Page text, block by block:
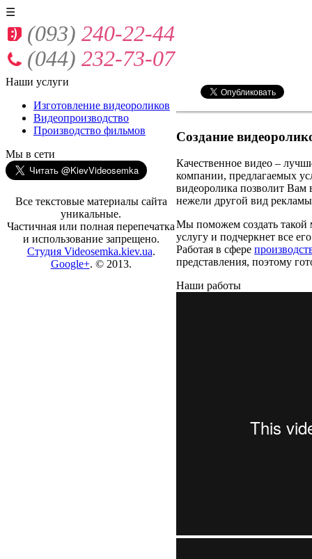
☰
(093) 240-22-44
(044) 232-73-07
Создание
Качественное видео –
компании, предлагаемых
видеоролика позволит
нежели другой вид
Мы поможем создать такой
услугу и подчеркнет все
Работая в сфере
представления, поэтому
Наши работы
Наши услуги
Изготовление видеороликов
Видеопроизводство
Производство фильмов
Мы в сети
Все текстовые материалы сайта
уникальные.
Частичная или полная перепечатка
и использование запрещено.
Студия Videosemka.kiev.ua.
Google+. © 2013.